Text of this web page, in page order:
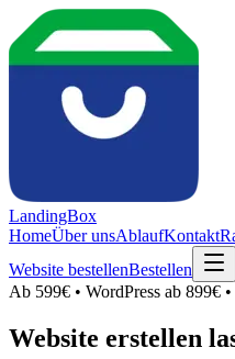
LandingBox
HomeÜber unsAblaufKontakt
Website bestellenBestellen
Ab 599€ • WordPress ab 899€
Website erstellen